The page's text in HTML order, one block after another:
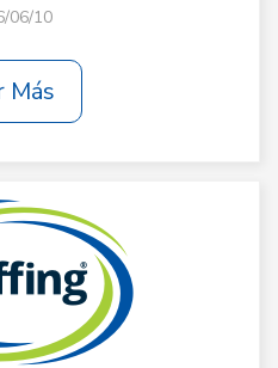
06/10
Más